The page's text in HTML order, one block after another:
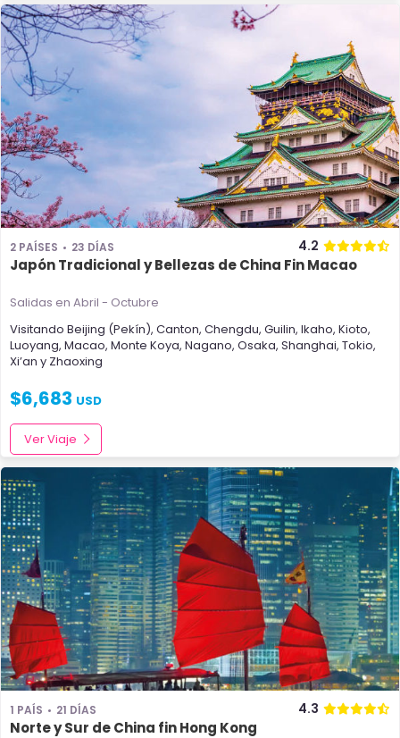
2 PAÍSES 23 DÍAS 4.2
Japón Tradicional y Bellezas de China Fin Macao
Salidas en Abril - Octubre
Visitando Beijing (Pekín), Canton, Chengdu, Guilin, Ikaho, Kioto,
Luoyang, Macao, Monte Koya, Nagano, Osaka, Shanghai, Tokio,
Xi’an y Zhaoxing
$6,683 USD
Ver Viaje
1 PAÍS 21 DÍAS 4.3
Norte y Sur de China fin Hong Kong